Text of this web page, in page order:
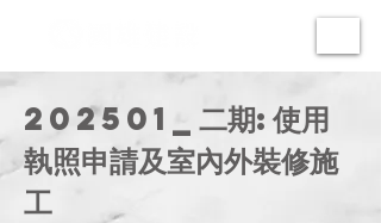
202501_二期:使用
執照申請及室內外裝修施
工